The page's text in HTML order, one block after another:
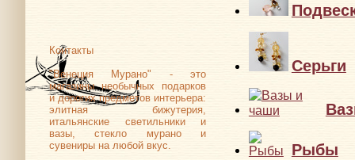
Контакты
"Венеция Мурано" - это
магазины необычных подарков
и дорогих предметов интерьера:
элитная бижутерия,
итальянские светильники и
вазы, стекло мурано и
сувениры на любой вкус.
Серьги
Рыбы